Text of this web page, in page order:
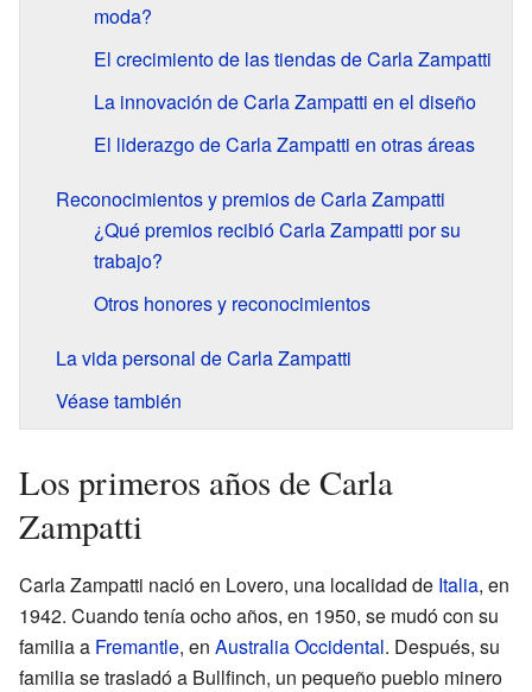
moda?
El crecimiento de las tiendas de Carla Zampatti
La innovación de Carla Zampatti en el diseño
El liderazgo de Carla Zampatti en otras áreas
Reconocimientos y premios de Carla Zampatti
¿Qué premios recibió Carla Zampatti por su
trabajo?
Otros honores y reconocimientos
La vida personal de Carla Zampatti
Véase también
Los primeros años de Carla
Zampatti
Carla Zampatti nació en Lovero, una localidad de Italia, en
1942. Cuando tenía ocho años, en 1950, se mudó con su
familia a Fremantle, en Australia Occidental. Después, su
familia se trasladó a Bullfinch, un pequeño pueblo minero